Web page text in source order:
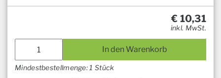
€ 10,31
inkl. MwSt.
In den Warenkorb
Mindestbestellmenge: 1 Stück